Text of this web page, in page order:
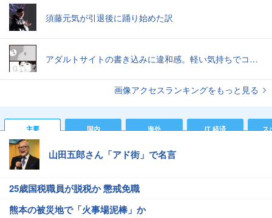
須藤元気が引退後に踊り始めた訳
アダルトサイトの書き込みに違和感。軽い気持ちでコメントしてみると…／近畿地方のある場所について（1）
画像アクセスランキングをもっと見る
主要 国内 海外 IT 経済 ス
山田五郎さん「アド街」で名言
25歳国税職員が脱税か 懲戒免職
熊本の被災地で「火事場泥棒」か